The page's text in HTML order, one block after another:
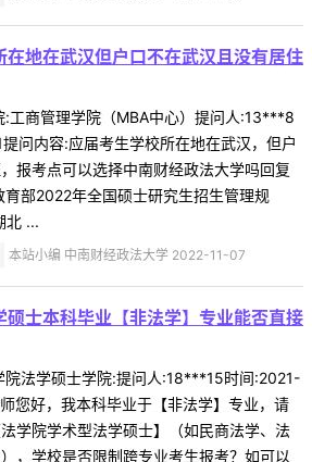
在地在武汉但户口不在武汉且没有居住
:工商管理学院（MBA中心）提问人:13***8
问内容:应届考生学校所在地在武汉，但户
报考点可以选择中南财经政法大学吗回复
部2022年全国硕士研究生招生管理规
北 ...
本站小编 中南财经政法大学 2022-11-07
硕士本科毕业【非法学】专业能否直接
院法学硕士学院:提问人:18***15时间:2021-
您好，我本科毕业于【非法学】专业，请
学院学术型法学硕士】（如民商法学、法
，学校是否限制跨专业考生报考？如可以